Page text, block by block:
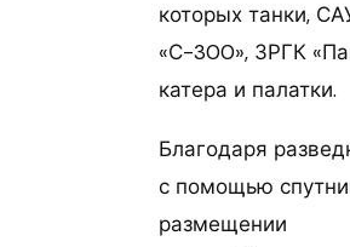
которых танки,
«С-300», ЗРГК
катера и палатки.
Благодаря
с помощью
размещении